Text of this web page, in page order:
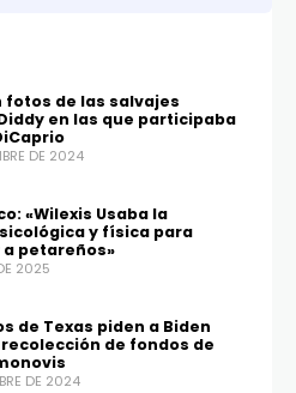
fotos de las salvajes
en las que participaba
DE 2024
«Wilexis Usaba la
y física para
petareños»
2025
de Texas piden a Biden
de fondos de
DE 2024